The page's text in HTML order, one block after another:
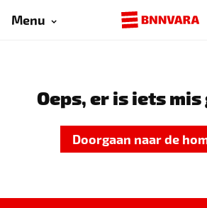
Menu
Oeps, er is iets mis
Doorgaan naar de